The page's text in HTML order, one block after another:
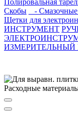
Полировальная
Скобы
- Смазочные
Щетки для
ИНСТРУМЕНТ
Расходные